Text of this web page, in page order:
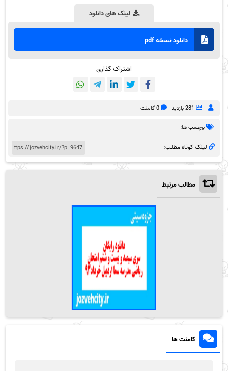
لینک های دانلود
دانلود نسخه pdf
اشتراک گذاری
281 بازدید 0 کامنت
برچسب ها:
لینک کوتاه مطلب:
مطالب مرتبط
کامنت ها